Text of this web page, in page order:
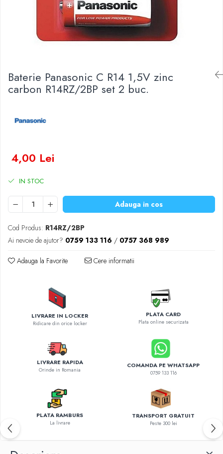
Electrice
Convertoare tensiune
Stabilizatoare tensiune
Cablu coaxial
Accesorii auto
Redresoare
Roboti pornire
Diverse accesorii auto
Carcase protectie NOCO BOOST
Incarcator masina electrica
Baterii Zinc-Aer
Baterie Panasonic C R14 1,5V zinc
carbon R14RZ/2BP set 2 buc.
4,00 Lei
IN STOC
Adauga in cos
Cod Produs: R14RZ/2BP
Ai nevoie de ajutor? 0759 133 116 / 0757 368 989
Adauga la Favorite Cere informatii
LIVRARE IN LOCKER
Ridicare din orice locker
PLATA CARD
Plata online securizata
LIVRARE RAPIDA
Orinde in Romania
COMANDA PE WHATSAPP
0759 133 116
PLATA RAMBURS
La livrare
TRANSPORT GRATUIT
Peste 300 lei